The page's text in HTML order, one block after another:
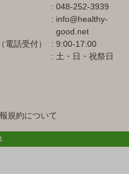
048-252-3939
info@healthy-
good.net
電話受付）
9:00-17:00
土・日・祝祭日
規約について